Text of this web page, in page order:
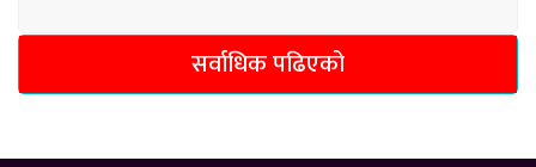
सर्वाधिक पढिएको